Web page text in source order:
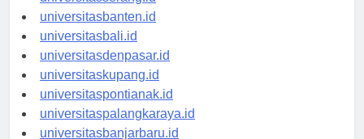
universitasserang.id
universitasbanten.id
universitasbali.id
universitasdenpasar.id
universitaskupang.id
universitaspontianak.id
universitaspalangkaraya.id